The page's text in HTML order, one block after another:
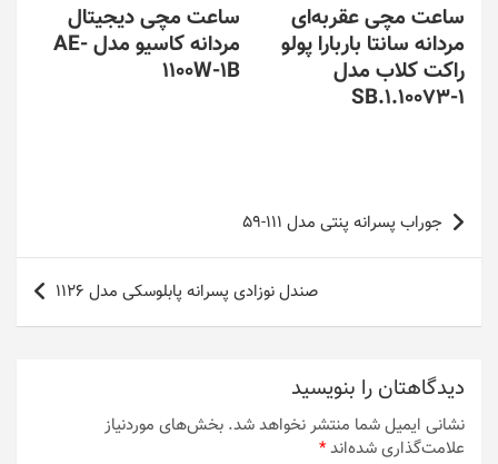
ساعت مچی عقربه‌ای
مردانه سانتا باربارا پولو
راکت کلاب مدل
SB.1.10073-1
ساعت مچی دیجیتال
مردانه کاسیو مدل AE-
1100W-1B
راهبری
نوشته
جوراب پسرانه پنتی مدل 111-59
صندل نوزادی پسرانه پابلوسکی مدل 1126
دیدگاهتان را بنویسید
نشانی ایمیل شما منتشر نخواهد شد. بخش‌های موردنیاز
علامت‌گذاری شده‌اند*